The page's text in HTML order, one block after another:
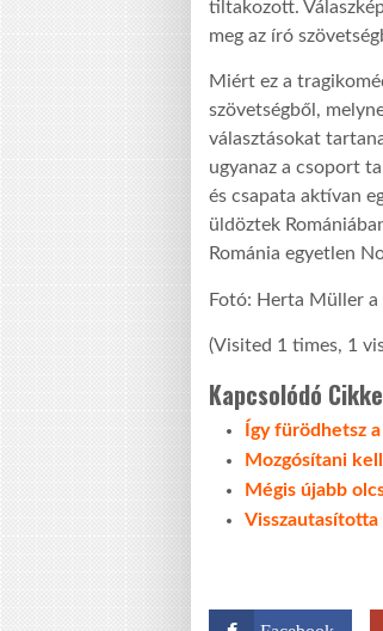
tiltakozott.
meg az író
Miért ez a
szövetségből,
választásokat
ugyanaz a csoport
és csapata aktívan
üldöztek
Románia egyetlen
Fotó: Herta Müller
(Visited 1 times, 1
Kapcsolódó
Így fürödhetsz
Mozgósítani
Mégis újabb